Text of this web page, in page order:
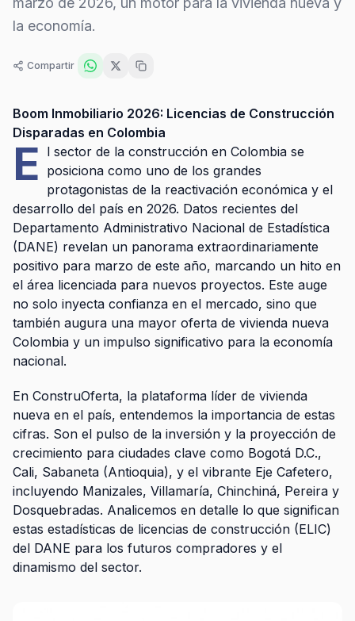
la economía.
Compartir
Boom Inmobiliario 2026: Licencias de Construcción
Disparadas en Colombia
E l sector de la construcción en Colombia se
posiciona como uno de los grandes
protagonistas de la reactivación económica y el
desarrollo del país en 2026. Datos recientes del
Departamento Administrativo Nacional de Estadística
(DANE) revelan un panorama extraordinariamente
positivo para marzo de este año, marcando un hito en
el área licenciada para nuevos proyectos. Este auge
no solo inyecta confianza en el mercado, sino que
también augura una mayor oferta de vivienda nueva
Colombia y un impulso significativo para la economía
nacional.
En ConstruOferta, la plataforma líder de vivienda
nueva en el país, entendemos la importancia de estas
cifras. Son el pulso de la inversión y la proyección de
crecimiento para ciudades clave como Bogotá D.C.,
Cali, Sabaneta (Antioquia), y el vibrante Eje Cafetero,
incluyendo Manizales, Villamaría, Chinchiná, Pereira y
Dosquebradas. Analicemos en detalle lo que significan
estas estadísticas de licencias de construcción (ELIC)
del DANE para los futuros compradores y el
dinamismo del sector.